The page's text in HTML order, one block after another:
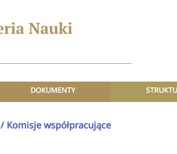
DOKUMENTY
/ Komisje współpracujące